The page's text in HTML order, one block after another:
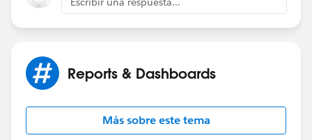
Reports & Dashboards
Más sobre este tema